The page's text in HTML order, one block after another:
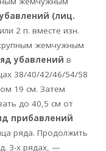
(лиц.
2 п. вместе изн.
жемчужным
убавлений в
38/40/42/46/54/58
19 см. Затем
до 40,5 см от
прибавлений
ряда. Продолжить
3-х рядах, —